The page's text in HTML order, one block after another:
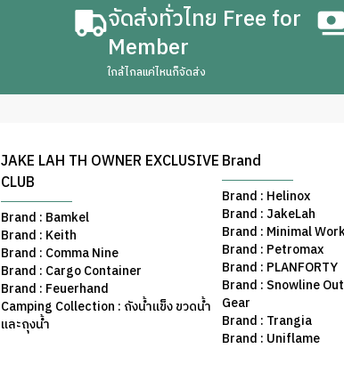
จัดส่งทั่วไทย Free for
Member
ใกล้ไกลแค่ไหนก็จัดส่ง
JAKE LAH TH OWNER EXCLUSIVE
CLUB
Brand : Bamkel
Brand : Keith
Brand : Comma Nine
Brand : Cargo Container
Brand : Feuerhand
Camping Collection : ถังน้ำแข็ง ขวดน้ำ
และถุงน้ำ
Brand
Brand : Helinox
Brand : JakeLah
Brand : Minimal
Brand : Petromax
Brand : PLANFORTY
Brand : Snowline
Gear
Brand : Trangia
Brand : Uniflame